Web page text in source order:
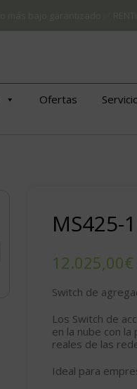
Ofertas
MS425-
€
Switch de
Los Switch de
en la nube con
reales de las
Ideal para